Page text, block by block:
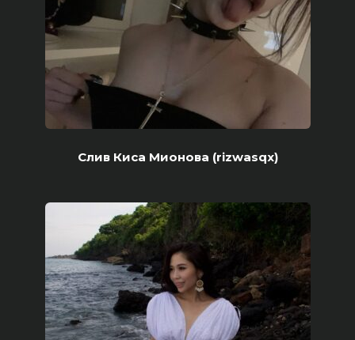
Слив Киса Мионова (rizwasqx)